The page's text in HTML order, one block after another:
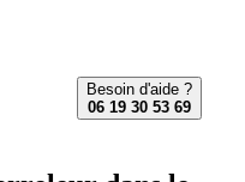
Besoin d'aide ?
06 19 30 53 69